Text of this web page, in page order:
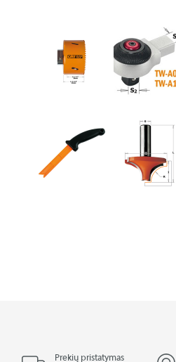
Prekių pristatymas